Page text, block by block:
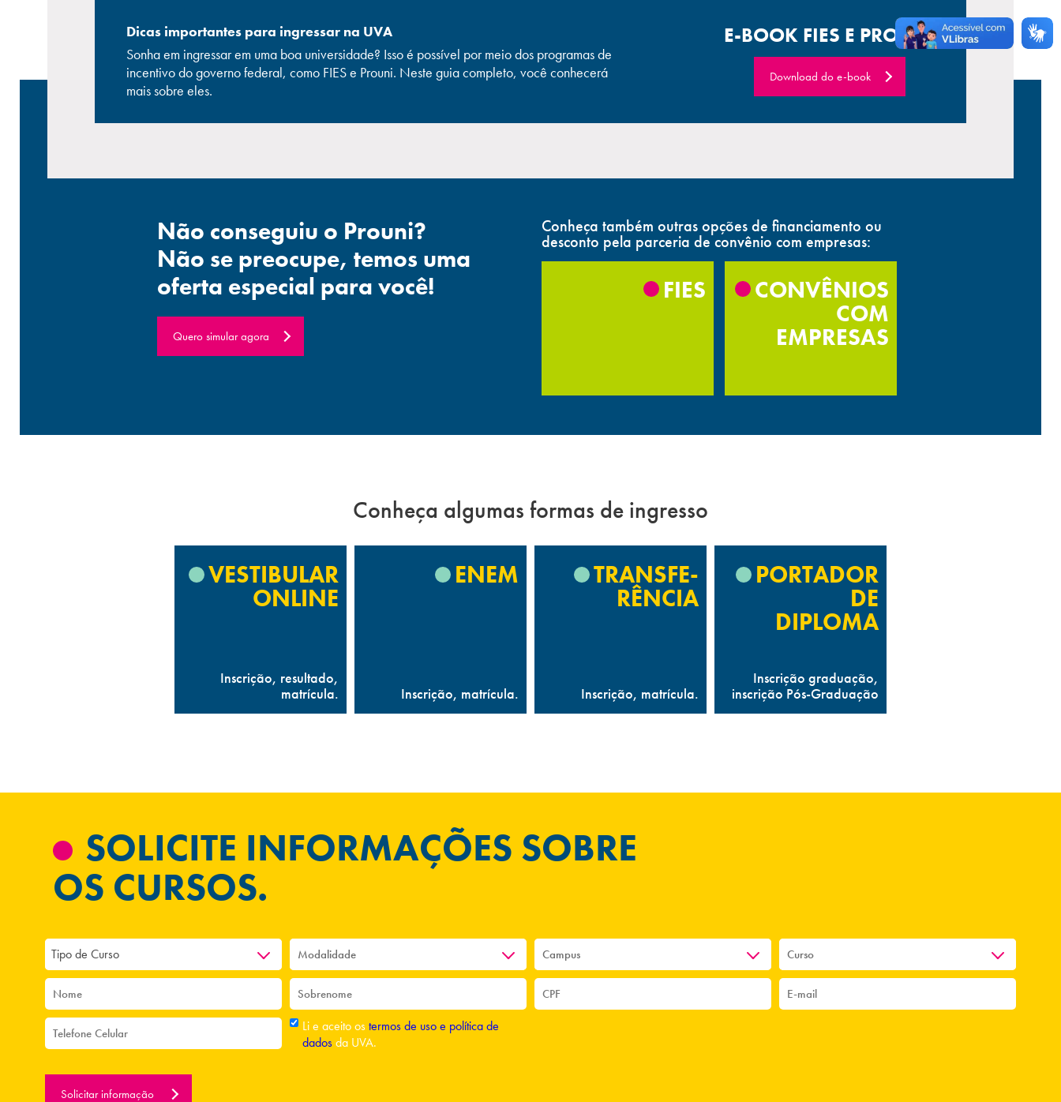
Dicas importantes para ingressar na UVA
Sonha em ingressar em uma boa universidade? Isso é possível por meio dos programas de
incentivo do governo federal, como FIES e Prouni. Neste guia completo, você conhecerá
mais sobre eles.
E-BOOK FIES E PROUNI
Download do e-book
Não conseguiu o Prouni?
Não se preocupe, temos uma
oferta especial para você!
Quero simular agora
Conheça também outras opções de financiamento ou
desconto pela parceria de convênio com empresas:
FIES
CONVÊNIOS
COM
EMPRESAS
Conheça algumas formas de ingresso
VESTIBULAR
ONLINE
Inscrição, resultado,
matrícula.
ENEM
Inscrição, matrícula.
TRANSFE-
RÊNCIA
Inscrição, matrícula.
PORTADOR
DE
DIPLOMA
Inscrição graduação,
inscrição Pós-Graduação
SOLICITE INFORMAÇÕES SOBRE
OS CURSOS.
Tipo de Curso
Li e aceito ostermos de uso e política de
dadosda UVA.
Solicitar informação